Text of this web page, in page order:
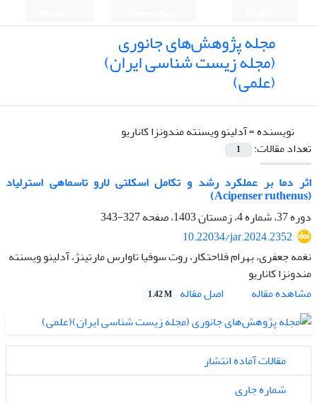
مجله پژوهش‌های جانوری
(مجله زیست شناسی ایران)
(علمی)
نویسنده =آدلینو ویسنته مندونزا کاناریو
تعداد مقالات:
1
اثر دما بر عملکرد رشد و تکامل اسکلتی لارو تاسماهی استرلیاد
(Acipenser ruthenus)
دوره 37، شماره 4، زمستان 1403، صفحه
327-343
10.22034/jar.2024.2352
نغمه جعفری، بهرام فلاحتکار، روت سوفیا تاوارس مارتینژ، آدلینو ویسنته
مندونزا کاناریو
مشاهده مقاله
اصل مقاله 1.42 M
مقالات آماده انتشار
شماره جاری